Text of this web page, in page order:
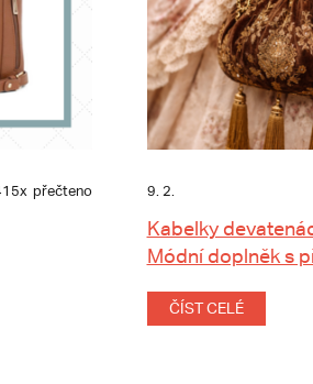
přečteno 9. 2.
Kabelky
Módní doplněk s
ČÍST CELÉ